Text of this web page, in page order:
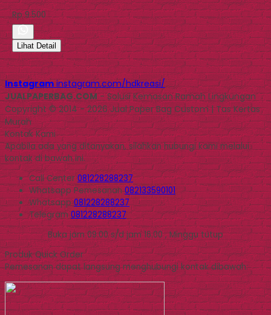
Rp 9.500
Lihat Detail
Instagram instagram.com/hdkreasi/
JUALPAPERBAG.COM- Solusi Kemasan Ramah Lingkungan
Copyright © 2014 - 2026 Jual Paper Bag Custom | Tas Kertas
Murah
Kontak Kami
Apabila ada yang ditanyakan, silahkan hubungi kami melalui
kontak di bawah ini.
Call Center081228288237
WhatsappPemesanan 082133590101
Whatsapp081228288237
Telegram081228288237
Buka jam 09.00 s/d jam 16.00 , Minggu tutup
Produk Quick Order
Pemesanan dapat langsung menghubungi kontak dibawah: